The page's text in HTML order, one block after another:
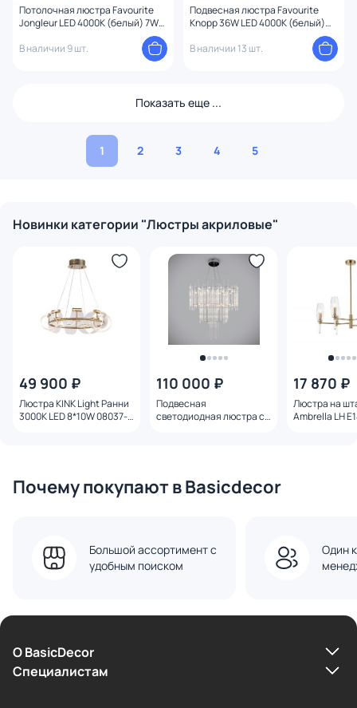
Потолочная люстра Favourite
Jongleur LED 4000К (белый) 7W
В наличии 9 шт.
Подвесная люстра Favourite
Knopp 36W LED 4000К (белый)
В наличии 13 шт.
Показать еще ...
1 2 3 4 5
Новинки категории "Люстры акриловые"
49 900 ₽
Люстра KINK Light Ранни
3000K LED 8*10W 08037-
110 000 ₽
Подвесная
светодиодная люстра с
17 870 ₽
Люстра на
Ambrella LH
Почему покупают в Basicdecor
Большой ассортимент с
удобным поиском
Один
О BasicDecor
Cпециалистам